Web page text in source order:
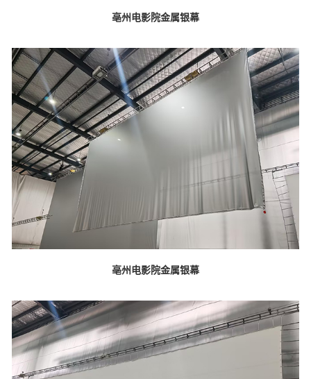
亳州电影院金属银幕
亳州电影院金属银幕